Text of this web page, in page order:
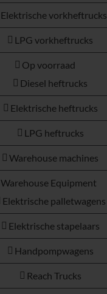
Elektrische vorkheftrucks
LPG vorkheftrucks
Op voorraad
Diesel heftrucks
Elektrische heftrucks
LPG heftrucks
Warehouse machines
Warehouse Equipment
Elektrische palletwagens
Elektrische stapelaars
Handpompwagens
Reach Trucks